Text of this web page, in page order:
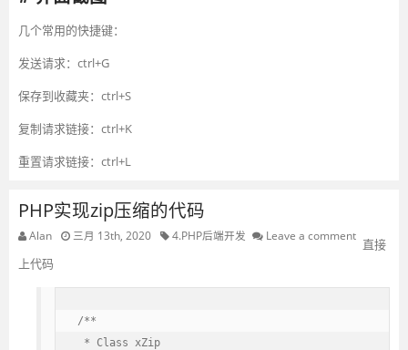
几个常用的快捷键：
发送请求：ctrl+G
保存到收藏夹：ctrl+S
复制请求链接：ctrl+K
重置请求链接：ctrl+L
PHP实现zip压缩的代码
Alan 三月 13th, 2020 4.PHP后端开发 Leave a comment
直接
上代码
/**
* Class xZip